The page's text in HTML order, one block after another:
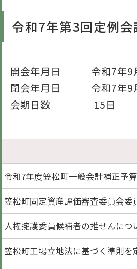
令和7年第3回定例
開会年月日 令和7年9
閉会年月日 令和7年9
会期日数 15日
令和7年度笠松町一般会計補正予
笠松町固定資産評価審査委員会委
人権擁護委員候補者の推せんにつ
笠松町工場立地法に基づく準則を